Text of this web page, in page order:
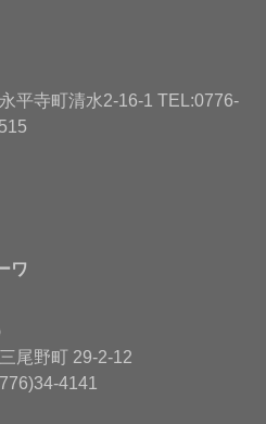
平寺町清水2-16-1 TEL:0776-
ワ
尾野町 29-2-12
4141